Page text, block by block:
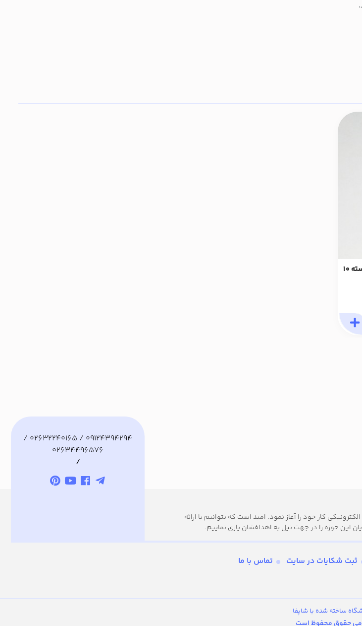
کاور محافظ پلاستیکی پین فیوز فلزی (بسته 10
کار خود را آغاز نمود. امید است که بتوانیم با ارائه
این حوزه را در جهت نیل به اهدافشان یاری نماییم.
09124394294 / 02632240165 /
02634496576
/
ثبت شکایات در سایت
تماس با ما
ساخته شده با شاپفا
حقوق محفوظ است